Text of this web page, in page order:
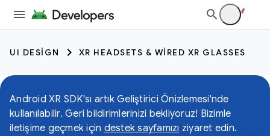
UI DESIGN XR HEADSETS & WIRED XR GLASSES
Android XR SDK'sı artık Geliştirici Önizlemesi'nde
kullanılabilir. Geri bildirimlerinizi bekliyoruz! Bizimle
iletişime geçmek için destek sayfamızı ziyaret edin.